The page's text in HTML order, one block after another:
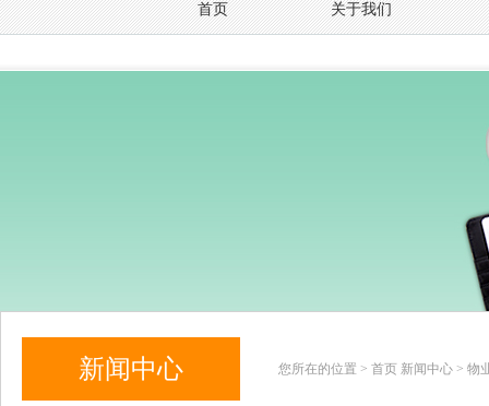
首页 关于我们
新闻中心 您所在的位置 > 首页 新闻中心 > 物